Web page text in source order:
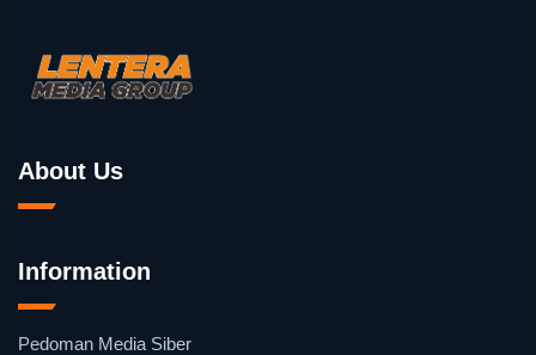
About Us
Information
Pedoman Media Siber